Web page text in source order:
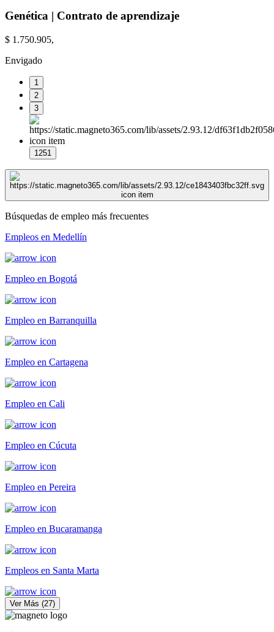
Genética | Contrato de aprendizaje
$ 1.750.905,
Envigado
1
2
3
1251
Búsquedas de empleo más frecuentes
Empleos en Medellín
Empleo en Bogotá
Empleo en Barranquilla
Empleo en Cartagena
Empleo en Cali
Empleo en Cúcuta
Empleo en Pereira
Empleo en Bucaramanga
Empleos en Santa Marta
Ver Más (27)